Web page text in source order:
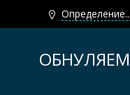
Определение...
содержимому